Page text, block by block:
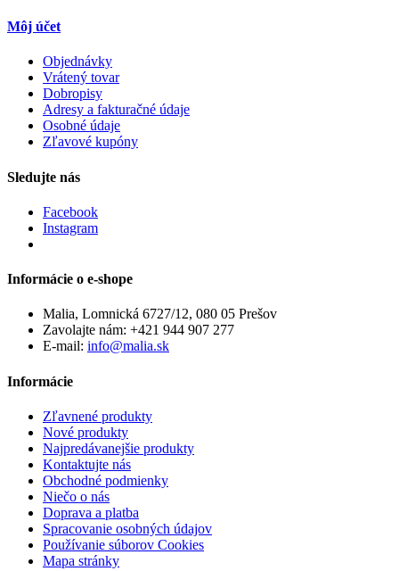
Môj účet
Objednávky
Vrátený tovar
Dobropisy
Adresy a fakturačné údaje
Osobné údaje
Zľavové kupóny
Sledujte nás
Facebook
Instagram
Informácie o e-shope
Malia, Lomnická 6727/12, 080 05 Prešov
Zavolajte nám: +421 944 907 277
E-mail: info@malia.sk
Informácie
Zľavnené produkty
Nové produkty
Najpredávanejšie produkty
Kontaktujte nás
Obchodné podmienky
Niečo o nás
Doprava a platba
Spracovanie osobných údajov
Používanie súborov Cookies
Mapa stránky